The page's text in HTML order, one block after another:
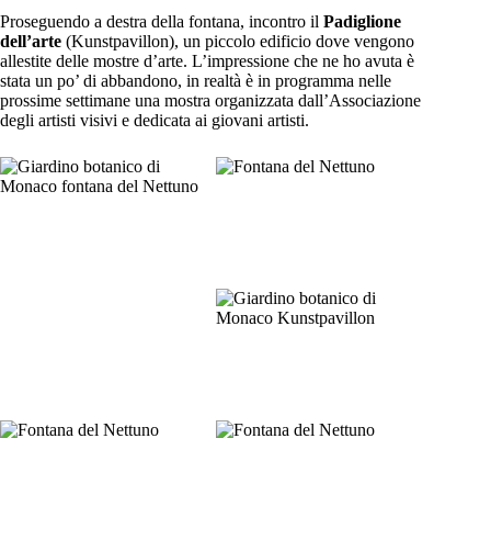
Proseguendo a destra della fontana, incontro il Padiglione
dell’arte (Kunstpavillon), un piccolo edificio dove vengono
allestite delle mostre d’arte. L’impressione che ne ho avuta è
stata un po’ di abbandono, in realtà è in programma nelle
prossime settimane una mostra organizzata dall’Associazione
degli artisti visivi e dedicata ai giovani artisti.